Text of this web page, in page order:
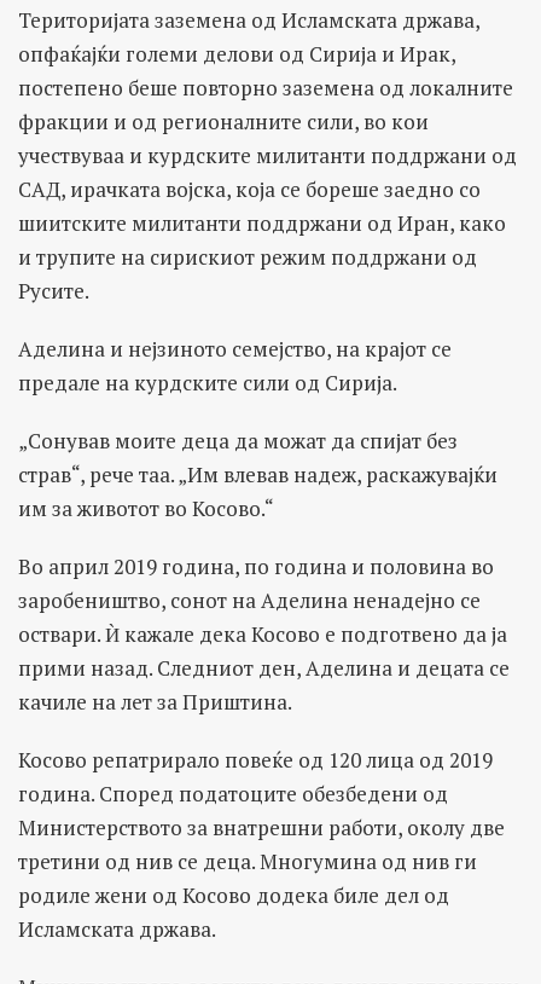
Територијата заземена од Исламската држава,
опфаќајќи големи делови од Сирија и Ирак,
постепено беше повторно заземена од локалните
фракции и од регионалните сили, во кои
учествуваа и курдските милитанти поддржани од
САД, ирачката војска, која се бореше заедно со
шиитските милитанти поддржани од Иран, како
и трупите на сирискиот режим поддржани од
Русите.
Аделина и нејзиното семејство, на крајот се
предале на курдските сили од Сирија.
„Сонував моите деца да можат да спијат без
страв“, рече таа. „Им влевав надеж, раскажувајќи
им за животот во Косово.“
Во април 2019 година, по година и половина во
заробеништво, сонот на Аделина ненадејно се
оствари. Ѝ кажале дека Косово е подготвено да ја
прими назад. Следниот ден, Аделина и децата се
качиле на лет за Приштина.
Косово репатрирало повеќе од 120 лица од 2019
година. Според податоците обезбедени од
Министерството за внатрешни работи, околу две
третини од нив се деца. Многумина од нив ги
родиле жени од Косово додека биле дел од
Исламската држава.